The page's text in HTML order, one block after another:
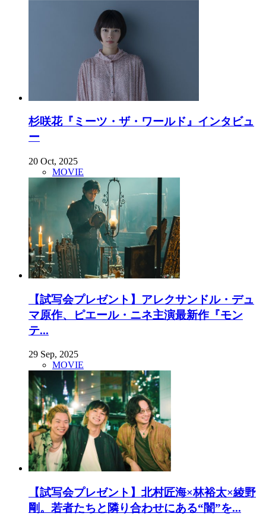
杉咲花『ミーツ・ザ・ワールド』インタビュ
ー
20 Oct, 2025
MOVIE
【試写会プレゼント】アレクサンドル・デュ
マ原作、ピエール・ニネ主演最新作『モン
テ...
29 Sep, 2025
MOVIE
【試写会プレゼント】北村匠海×林裕太×綾野
剛。若者たちと隣り合わせにある“闇”を...